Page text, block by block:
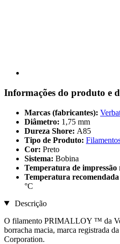
Informações do produto e
Marcas (fabricantes):
Diâmetro: 1,75 mm
Dureza Shore: A85
Tipo de Produto:
Cor: Preto
Sistema: Bobina
Temperatura de impressão
Temperatura
°C
Descrição
O filamento PRIMALLOY ™ da
borracha macia, marca registrada
Corporation.